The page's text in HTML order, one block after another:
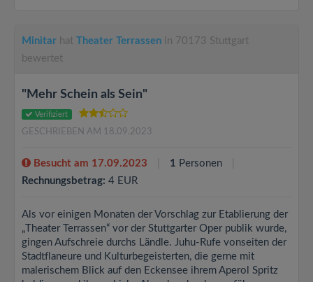
Minitar hat Theater Terrassen in 70173 Stuttgart
bewertet
"Mehr Schein als Sein"
Verifiziert
GESCHRIEBEN AM 18.09.2023
Besucht am 17.09.2023 1 Personen
Rechnungsbetrag: 4 EUR
Als vor einigen Monaten der Vorschlag zur Etablierung der
„Theater Terrassen“ vor der Stuttgarter Oper publik wurde,
gingen Aufschreie durchs Ländle. Juhu-Rufe vonseiten der
Stadtflaneure und Kulturbegeisterten, die gerne mit
malerischem Blick auf den Eckensee ihrem Aperol Spritz